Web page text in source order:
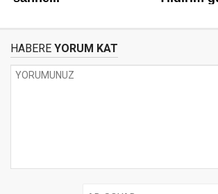
HABERE YORUM KAT